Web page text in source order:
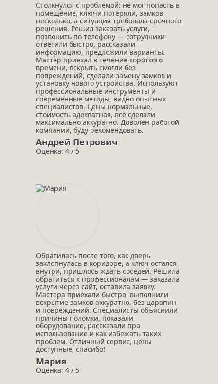
Столкнулся с проблемой: не мог попасть в
помещение, ключи потеряли, замков
несколько, а ситуация требовала срочного
решения. Решил заказать услуги,
позвонить по телефону — сотрудники
ответили быстро, рассказали
информацию, предложили варианты.
Мастер приехал в течение короткого
времени, вскрыть смогли без
повреждений, сделали замену замков и
установку нового устройства. Используют
профессиональные инструменты и
современные методы, видно опытных
специалистов. Цены нормальные,
стоимость адекватная, всё сделали
максимально аккуратно. Доволен работой
компании, буду рекомендовать.
Андрей Петрович
Оценка: 4 / 5
Обратилась после того, как дверь
захлопнулась в коридоре, а ключ остался
внутри, пришлось ждать соседей. Решила
обратиться к профессионалам — заказала
услуги через сайт, оставила заявку.
Мастера приехали быстро, выполнили
вскрытие замков аккуратно, без царапин
и повреждений. Специалисты объяснили
причины поломки, показали
оборудование, рассказали про
использование и как избежать таких
проблем. Отличный сервис, цены
доступные, спасибо!
Мария
Оценка: 4 / 5